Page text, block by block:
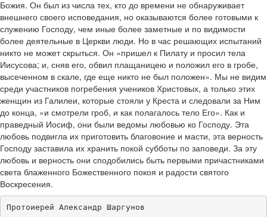
Божия. Он был из числа тех, кто до времени не обнаруживает
внешнего своего исповедания, но оказываются более готовыми к
служению Господу, чем иные более заметные и по видимости
более деятельные в Церкви люди. Но в час решающих испытаний
никто не может скрыться. Он «пришел к Пилату и просил тела
Иисусова; и, сняв его, обвил плащаницею и положил его в гробе,
высеченном в скале, где еще никто не был положен». Мы не видим
среди участников погребения учеников Христовых, а только этих
женщин из Галилеи, которые стояли у Креста и следовали за Ним
до конца, «и смотрели гроб, и как полагалось тело Его». Как и
праведный Иосиф, они были ведомы любовью ко Господу. Эта
любовь подвигла их приготовить благовоние и масти, эта верность
Господу заставила их хранить покой субботы по заповеди. За эту
любовь и верность они сподобились быть первыми причастниками
света блаженного Божественного покоя и радости святого
Воскресения.
Протоиерей Александр Шаргунов